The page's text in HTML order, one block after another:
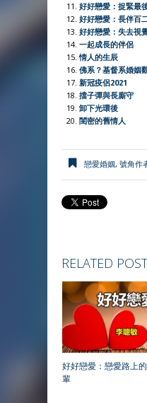
好好戀愛：捉緊最
好好戀愛：長伴百
好好戀愛：失去視
一起成長的伴侶
情人的生辰
佛系？基督系婚姻
新冠疫侶2021
擋子彈與長廝守
卸下光環後
閨密的舊情人
戀愛婚姻, 號角作
RELATED
好好戀愛：戀愛路上
輩